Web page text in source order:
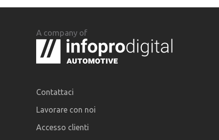
A company of
Contattaci
Lavorare con noi
Accesso clienti